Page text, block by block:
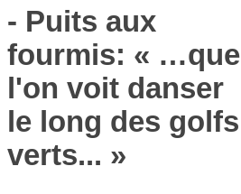
- Puits aux
fourmis: « …que
l'on voit danser
le long des golfs
verts... »